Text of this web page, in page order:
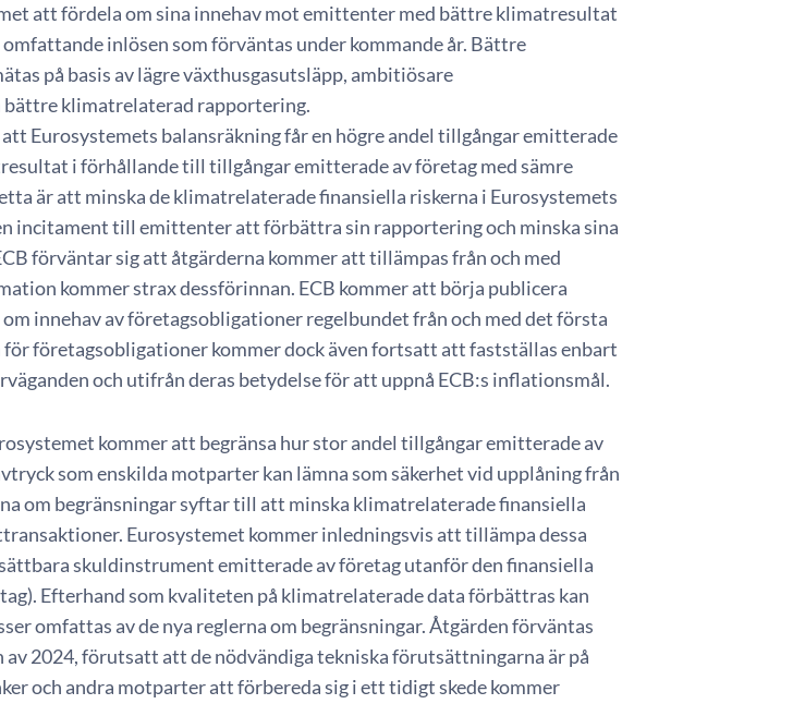
att fördela om sina innehav mot emittenter med bättre klimatresultat
inlösen som förväntas under kommande år. Bättre
på basis av lägre växthusgasutsläpp, ambitiösare
bättre klimatrelaterad rapportering.
Eurosystemets balansräkning får en högre andel tillgångar emitterade
i förhållande till tillgångar emitterade av företag med sämre
är att minska de klimatrelaterade finansiella riskerna i Eurosystemets
incitament till emittenter att förbättra sin rapportering och minska sina
förväntar sig att åtgärderna kommer att tillämpas från och med
kommer strax dessförinnan. ECB kommer att börja publicera
innehav av företagsobligationer regelbundet från och med det första
företagsobligationer kommer dock även fortsatt att fastställas enbart
och utifrån deras betydelse för att uppnå ECB:s inflationsmål.
kommer att begränsa hur stor andel tillgångar emitterade av
som enskilda motparter kan lämna som säkerhet vid upplåning från
om begränsningar syftar till att minska klimatrelaterade finansiella
Eurosystemet kommer inledningsvis att tillämpa dessa
skuldinstrument emitterade av företag utanför den finansiella
Efterhand som kvaliteten på klimatrelaterade data förbättras kan
omfattas av de nya reglerna om begränsningar. Åtgärden förväntas
2024, förutsatt att de nödvändiga tekniska förutsättningarna är på
och andra motparter att förbereda sig i ett tidigt skede kommer